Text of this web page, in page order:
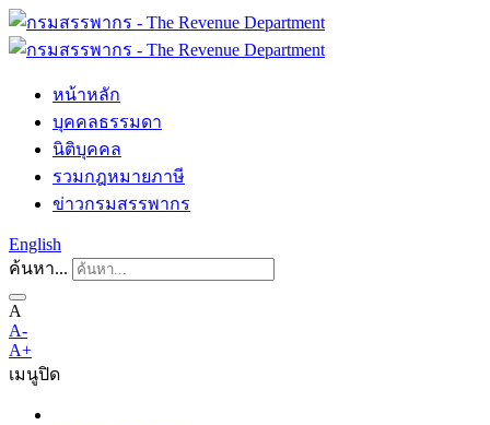
หน้าหลัก
บุคคลธรรมดา
นิติบุคคล
รวมกฎหมายภาษี
ข่าวกรมสรรพากร
English
ค้นหา...
A
A-
A+
เมนูปิด